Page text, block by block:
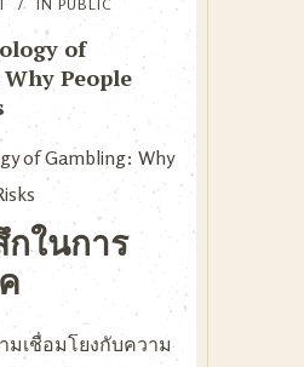
IN PUBLIC
of
People
of Gambling: Why
ในการ
เชื่อมโยงกับความ